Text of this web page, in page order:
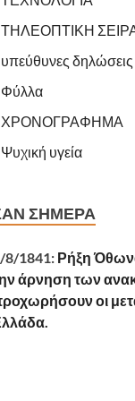
ΤΗΛΕΟΠΤΙΚΗ
υπεύθυνες δηλώσεις
Φύλλα
ΧΡΟΝΟΓΡΑΦΗΜΑ
Ψυχική υγεία
ΣΉΜΕΡΑ
8/1841: Ρήξη
άρνηση των
οι